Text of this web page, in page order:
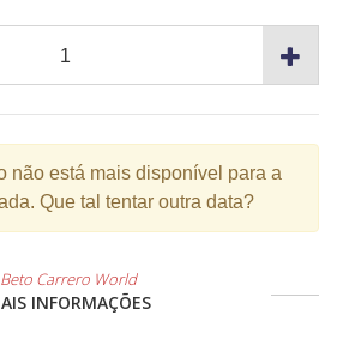
não está mais disponível para a
Que tal tentar outra data?
Beto Carrero World
INFORMAÇÕES